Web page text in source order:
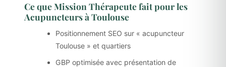
Ce que Mission Thérapeute fait pour les
Acupuncteurs à Toulouse
Positionnement SEO sur « acupuncteur
Toulouse » et quartiers
GBP optimisée avec présentation de